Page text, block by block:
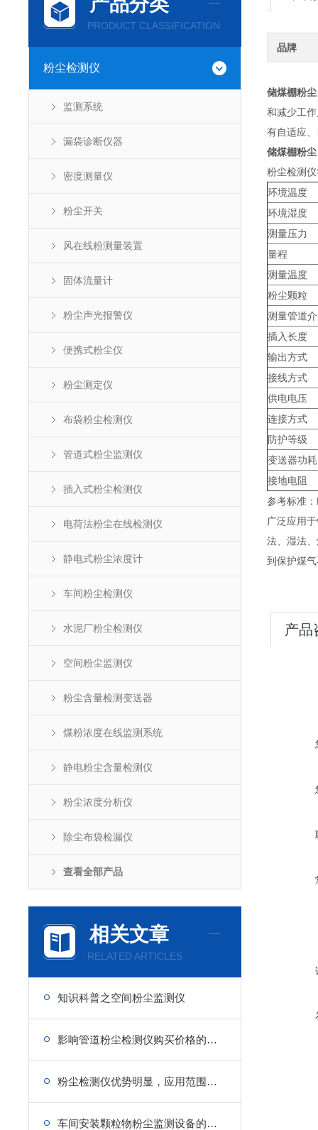
PRODUCT CLASSIFICATION
粉尘检测仪
监测系统
漏袋诊断仪器
密度测量仪
粉尘开关
风在线粉测量装置
固体流量计
粉尘声光报警仪
便携式粉尘仪
粉尘测定仪
布袋粉尘检测仪
管道式粉尘监测仪
插入式粉尘检测仪
电荷法粉尘在线检测仪
静电式粉尘浓度计
车间粉尘检测仪
水泥厂粉尘检测仪
空间粉尘监测仪
粉尘含量检测变送器
煤粉浓度在线监测系统
静电粉尘含量检测仪
粉尘浓度分析仪
除尘布袋检漏仪
查看全部产品
相关文章
RELATED ARTICLES
知识科普之空间粉尘监测仪
影响管道粉尘检测仪购买价格的有哪些方面
粉尘检测仪优势明显，应用范围广泛
车间安装颗粒物粉尘监测设备的优势在哪里
品牌
储煤棚粉
和减少工
有自适应
储煤棚粉
粉尘检测
环境温度
环境湿度
测量压力
量程
测量温度
粉尘颗粒
测量管道
插入长度
输出方式
接线方式
供电电压
连接方式
防护等级
变送器功耗
接地电阻
参考标准
广泛应用
法、湿法
到保护煤
产品